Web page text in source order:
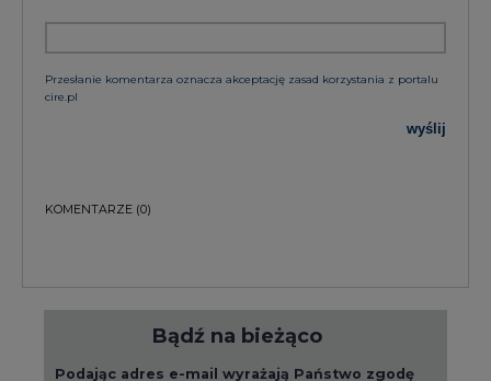
Przesłanie komentarza oznacza akceptację zasad korzystania z portalu
cire.pl
wyślij
KOMENTARZE (0)
Bądź na bieżąco
Podając adres e-mail wyrażają Państwo zgodę